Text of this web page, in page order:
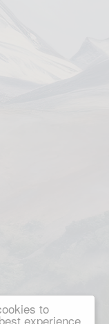
to
experience